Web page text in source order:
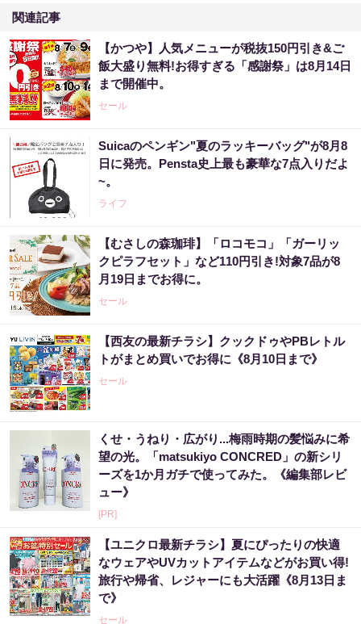
関連記事
【かつや】人気メニューが税抜150円引き&ご
飯大盛り無料!お得すぎる「感謝祭」は8月14日
まで開催中。
セール
Suicaのペンギン"夏のラッキーバッグ"が8月8
日に発売。Pensta史上最も豪華な7点入りだよ
~。
ライフ
【むさしの森珈琲】「ロコモコ」「ガーリッ
クピラフセット」など110円引き!対象7品が8
月19日までお得に。
セール
【西友の最新チラシ】クックドゥやPBレトル
トがまとめ買いでお得に《8月10日まで》
セール
くせ・うねり・広がり...梅雨時期の髪悩みに希
望の光。「matsukiyo CONCRED」の新シリ
ーズを1か月ガチで使ってみた。《編集部レビ
ュー》
[PR]
【ユニクロ最新チラシ】夏にぴったりの快適
なウェアやUVカットアイテムなどがお買い得!
旅行や帰省、レジャーにも大活躍《8月13日ま
で》
セール